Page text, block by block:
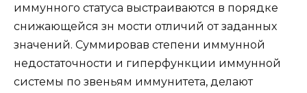
иммунного статуса выстраиваются в порядке
снижающейся зн мости отличий от заданных
значений. Суммировав степени иммунной
недостаточности и гиперфункции иммунной
системы по звеньям иммунитета, делают